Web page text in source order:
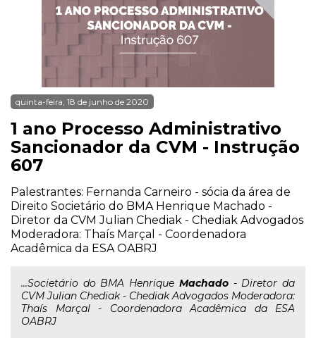
quinta-feira, 18 de junho de 2020
1 ano Processo Administrativo
Sancionador da CVM - Instrução
607
Palestrantes: Fernanda Carneiro - sócia da área de
Direito Societário do BMA Henrique Machado -
Diretor da CVM Julian Chediak - Chediak Advogados
Moderadora: Thaís Marçal - Coordenadora
Acadêmica da ESA OABRJ
...Societário do BMA Henrique Machado- Diretor da
CVM Julian Chediak - Chediak Advogados Moderadora:
Thaís Marçal - Coordenadora Acadêmica da ESA
OABRJ